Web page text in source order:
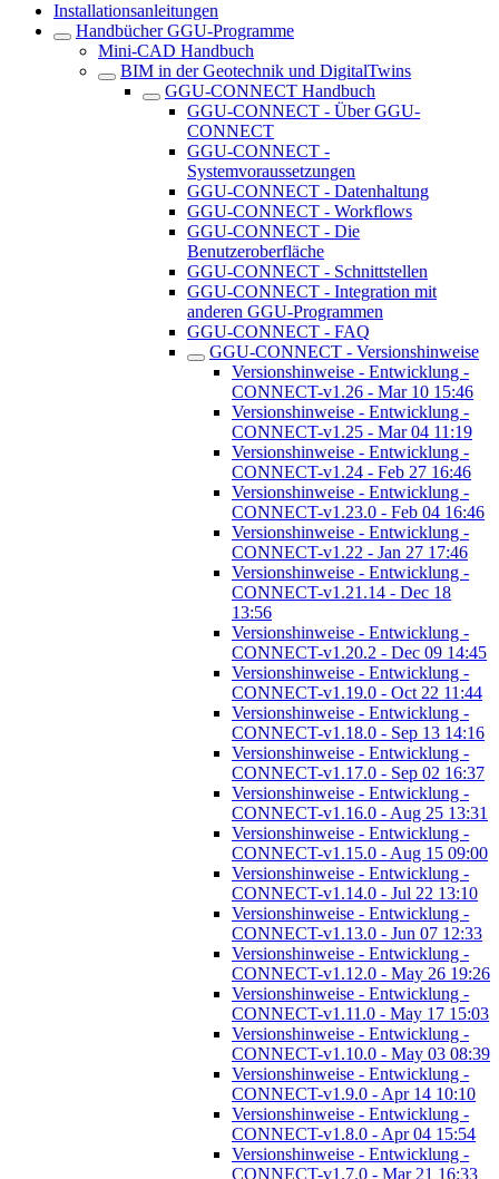
Installationsanleitungen
Handbücher GGU-Programme
Mini-CAD Handbuch
BIM in der Geotechnik und DigitalTwins
GGU-CONNECT Handbuch
GGU-CONNECT - Über GGU-
CONNECT
GGU-CONNECT -
Systemvoraussetzungen
GGU-CONNECT - Datenhaltung
GGU-CONNECT - Workflows
GGU-CONNECT - Die
Benutzeroberfläche
GGU-CONNECT - Schnittstellen
GGU-CONNECT - Integration mit
anderen GGU-Programmen
GGU-CONNECT - FAQ
GGU-CONNECT - Versionshinweise
Versionshinweise - Entwicklung -
CONNECT-v1.26 - Mar 10 15:46
Versionshinweise - Entwicklung -
CONNECT-v1.25 - Mar 04 11:19
Versionshinweise - Entwicklung -
CONNECT-v1.24 - Feb 27 16:46
Versionshinweise - Entwicklung -
CONNECT-v1.23.0 - Feb 04 16:46
Versionshinweise - Entwicklung -
CONNECT-v1.22 - Jan 27 17:46
Versionshinweise - Entwicklung -
CONNECT-v1.21.14 - Dec 18
13:56
Versionshinweise - Entwicklung -
CONNECT-v1.20.2 - Dec 09 14:45
Versionshinweise - Entwicklung -
CONNECT-v1.19.0 - Oct 22 11:44
Versionshinweise - Entwicklung -
CONNECT-v1.18.0 - Sep 13 14:16
Versionshinweise - Entwicklung -
CONNECT-v1.17.0 - Sep 02 16:37
Versionshinweise - Entwicklung -
CONNECT-v1.16.0 - Aug 25 13:31
Versionshinweise - Entwicklung -
CONNECT-v1.15.0 - Aug 15 09:00
Versionshinweise - Entwicklung -
CONNECT-v1.14.0 - Jul 22 13:10
Versionshinweise - Entwicklung -
CONNECT-v1.13.0 - Jun 07 12:33
Versionshinweise - Entwicklung -
CONNECT-v1.12.0 - May 26 19:26
Versionshinweise - Entwicklung -
CONNECT-v1.11.0 - May 17 15:03
Versionshinweise - Entwicklung -
CONNECT-v1.10.0 - May 03 08:39
Versionshinweise - Entwicklung -
CONNECT-v1.9.0 - Apr 14 10:10
Versionshinweise - Entwicklung -
CONNECT-v1.8.0 - Apr 04 15:54
Versionshinweise - Entwicklung -
CONNECT-v1.7.0 - Mar 21 16:33